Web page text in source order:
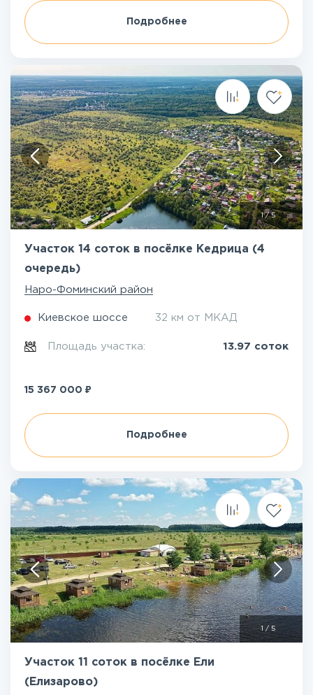
Подробнее
1/5
Участок 14 соток в посёлке Кедрица (4
очередь)
Наро-Фоминский район
Киевское шоссе 32 км от МКАД
Площадь участка: 13.97 соток
15 367 000 ₽
Подробнее
/ 5
Участок 11 соток в посёлке Ели
(Елизарово)